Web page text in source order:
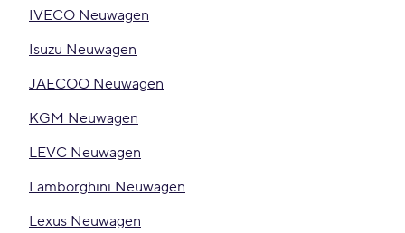
IVECO Neuwagen
Isuzu Neuwagen
JAECOO Neuwagen
KGM Neuwagen
LEVC Neuwagen
Lamborghini Neuwagen
Lexus Neuwagen